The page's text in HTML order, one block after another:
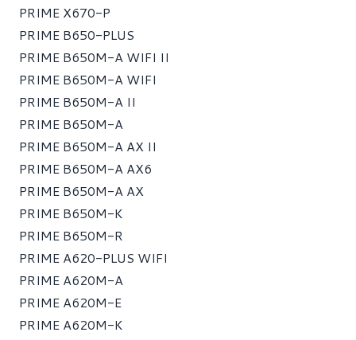
PRIME X670-P
PRIME B650-PLUS
PRIME B650M-A WIFI II
PRIME B650M-A WIFI
PRIME B650M-A II
PRIME B650M-A
PRIME B650M-A AX II
PRIME B650M-A AX6
PRIME B650M-A AX
PRIME B650M-K
PRIME B650M-R
PRIME A620-PLUS WIFI
PRIME A620M-A
PRIME A620M-E
PRIME A620M-K